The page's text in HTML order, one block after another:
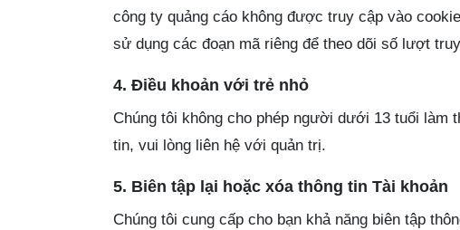
công ty quảng cáo không được truy cập vào
sử dụng các đoạn mã riêng để theo dõi số lượt
4. Điều khoản với trẻ nhỏ
Chúng tôi không cho phép người dưới 13 tuổi làm
tin, vui lòng liên hệ với quản trị.
5. Biên tập lại hoặc xóa thông tin Tài khoản
Chúng tôi cung cấp cho bạn khả năng biên tập